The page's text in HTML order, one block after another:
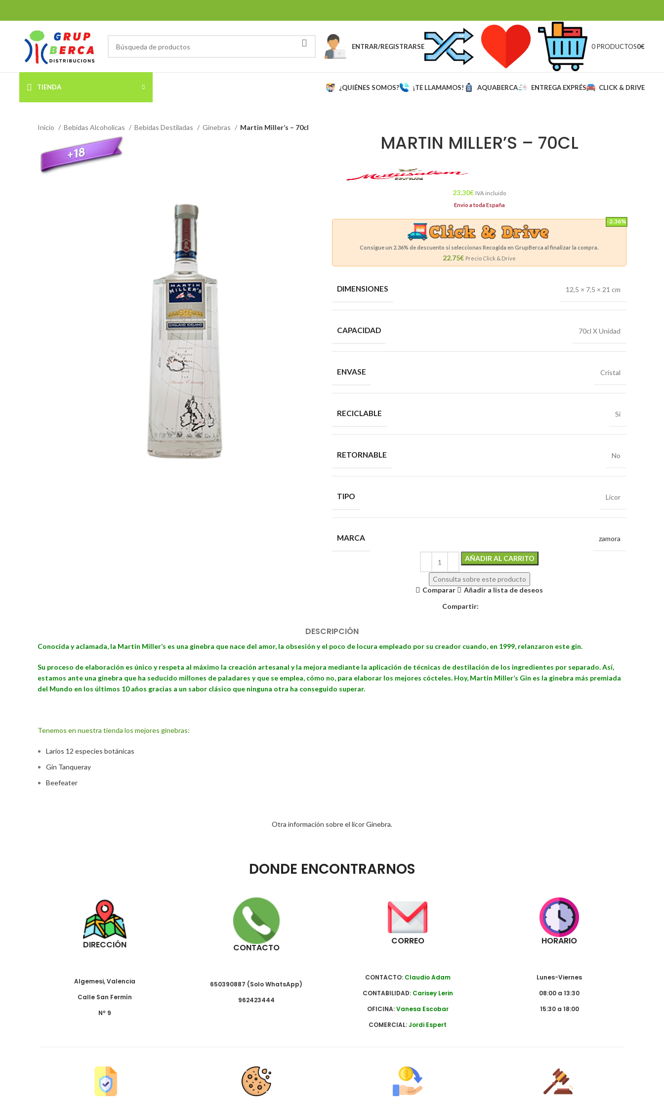
ENTRAR/REGISTRARSE 0 PRODUCTOS0€
TIENDA ¿QUIÉNES SOMOS? ¡TE LLAMAMOS! AQUABERCA ENTREGA EXPRÉS CLICK & DRIVE
Inicio Bebidas Alcoholicas Bebidas Destiladas Ginebras Martin Miller’s – 70cl
MARTIN MILLER’S – 70CL
23,30€ IVA incluido
Envio a toda España
-2.36%
Consigue un 2.36% de descuento si seleccionas Recogida en GrupBerca al finalizar la compra.
22.75€ Precio Click & Drive
DIMENSIONES 12,5 × 7,5 × 21 cm
CAPACIDAD 70cl X Unidad
ENVASE Cristal
RECICLABLE Sí
RETORNABLE No
TIPO Licor
MARCA zamora
AÑADIR AL CARRITO
Consulta sobre este producto
Comparar
Añadir a lista de deseos
Compartir:
DESCRIPCIÓN
Conocida y aclamada, la Martin Miller’s es una ginebra que nace del amor, la obsesión y el poco de locura empleado por su creador cuando, en 1999, relanzaron este gin.
Su proceso de elaboración es único y respeta al máximo la creación artesanal y la mejora mediante la aplicación de técnicas de destilación de los ingredientes por separado. Así,
estamos ante una ginebra que ha seducido millones de paladares y que se emplea, cómo no, para elaborar los mejores cócteles. Hoy, Martin Miller’s Gin es la ginebra más premiada
del Mundo en los últimos 10 años gracias a un sabor clásico que ninguna otra ha conseguido superar.
Tenemos en nuestra tienda los mejores ginebras:
Larios 12 especies botánicas
Gin Tanqueray
Beefeater
Otra información sobre el licor Ginebra.
DONDE ENCONTRARNOS
DIRECCIÓN
Algemesi, Valencia
Calle San Fermín
Nº 9
CONTACTO
650390887 (Solo WhatsApp)
962423444
CORREO
CONTACTO: Claudio Adam
CONTABILIDAD: Carisey Lerin
OFICINA:Vanesa Escobar
COMERCIAL:Jordi Espert
HORARIO
Lunes-Viernes
08:00 a 13:30
15:30 a 18:00